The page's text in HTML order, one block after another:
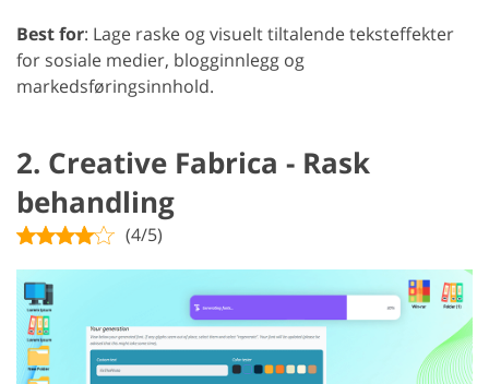
Best for: Lage raske og visuelt tiltalende teksteffekter
for sosiale medier, blogginnlegg og
markedsføringsinnhold.
2. Creative Fabrica - Rask
behandling
(4/5)